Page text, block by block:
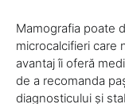
Mamografia poate
microcalcifieri care
avantaj îi oferă
de a recomanda
diagnosticului și